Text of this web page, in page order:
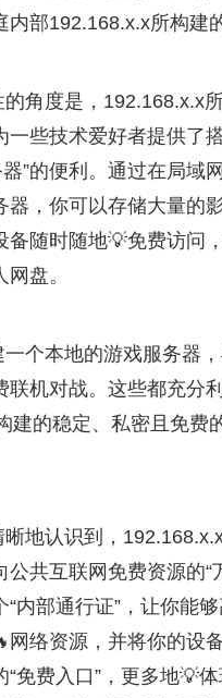
部192.168.x.x所构建
的角度是，192.168.x.x
一些技术爱好者提供了
器”的便利。通过在局域
器，你可以存储大量的
备随时随地💡免费访问
盘。
个本地的游戏服务器
联机对战。这些都充分
建的稳定、私密且免费
地认识到，
共互联网免费资源的“
内部通行证”，让你能
网络资源，并将你的设
“免费入口”，更多地💡